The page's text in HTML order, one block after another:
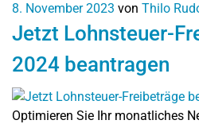
8. November 2023 von Thilo
Jetzt Lohnsteuer-
2024 beantragen
Optimieren Sie Ihr monatliches